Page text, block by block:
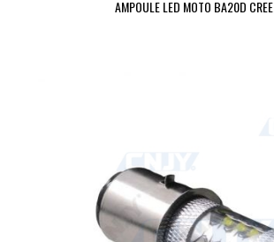
AMPOULE LED MOTO BA20D CREE...